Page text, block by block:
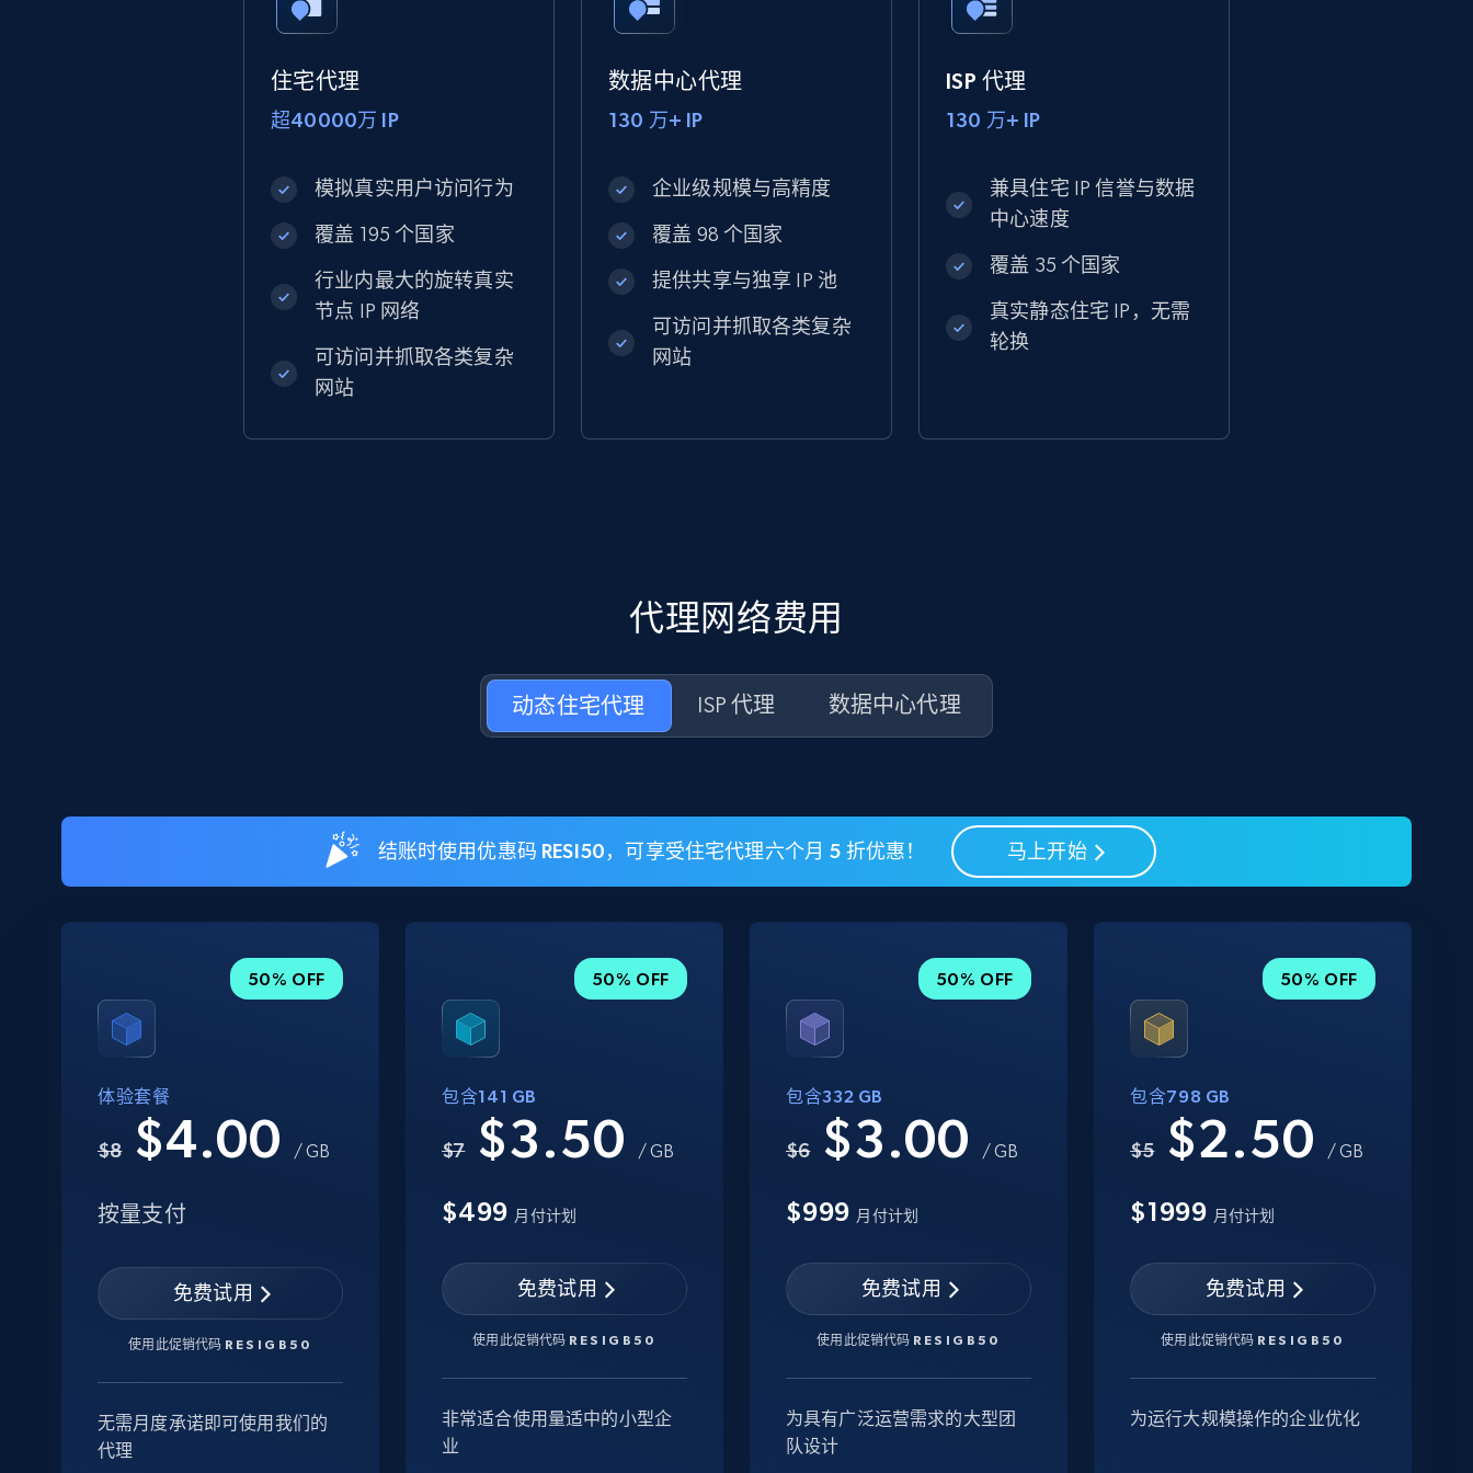
住宅代理
超40000万 IP
模拟真实用户访问行为
覆盖 195 个国家
行业内最大的旋转真实
节点 IP 网络
可访问并抓取各类复杂
网站
数据中心代理
130 万+ IP
企业级规模与高精度
覆盖 98 个国家
提供共享与独享 IP 池
可访问并抓取各类复杂
网站
ISP 代理
130 万+ IP
兼具住宅 IP 信誉与数据
中心速度
覆盖 35 个国家
真实静态住宅 IP，无需
轮换
代理网络费用
动态住宅代理 ISP 代理 数据中心代理
结账时使用优惠码 RESI50，可享受住宅代理六个月 5 折优惠！ 马上开始
50% OFF
体验套餐
$8 $4.00 / GB
按量支付
免费试用
使用此促销代码 RESIGB50
无需月度承诺即可使用我们的
代理
50% OFF
包含141 GB
$7 $3.50 / GB
$499 月付计划
免费试用
使用此促销代码 RESIGB50
非常适合使用量适中的小型企
业
50% OFF
包含332 GB
$6 $3.00 / GB
$999 月付计划
免费试用
使用此促销代码 RESIGB50
为具有广泛运营需求的大型团
队设计
50% OFF
包含798 GB
$5 $2.50 / GB
$1999 月付计划
免费试用
使用此促销代码 RESIGB50
为运行大规模操作的企业优化